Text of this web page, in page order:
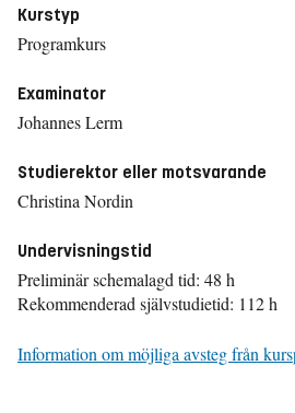
Kurstyp
Programkurs
Examinator
Johannes Lerm
Studierektor eller motsvarande
Christina Nordin
Undervisningstid
Preliminär schemalagd tid: 48 h
Rekommenderad självstudietid: 112 h
Information om möjliga avsteg från